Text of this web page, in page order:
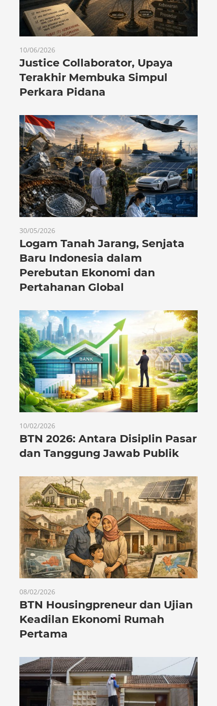
10/06/2026
Justice Collaborator, Upaya
Terakhir Membuka Simpul
Perkara Pidana
30/05/2026
Logam Tanah Jarang, Senjata
Baru Indonesia dalam
Perebutan Ekonomi dan
Pertahanan Global
10/02/2026
BTN 2026: Antara Disiplin Pasar
dan Tanggung Jawab Publik
08/02/2026
BTN Housingpreneur dan Ujian
Keadilan Ekonomi Rumah
Pertama